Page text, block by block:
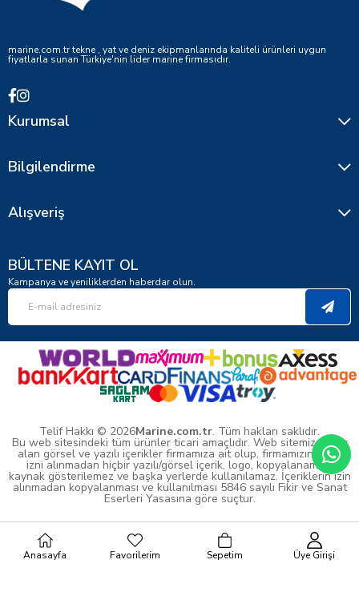
marine.com.tr tekne , yat ve deniz ekipmanlarında kaliteli ürünleri uygun
fiyatlarla sunan Türkiye'nin lider marine firmasıdır.
Kurumsal
Bilgilendirme
Alışveriş
BÜLTENE KAYIT OL
Kampanya ve yeniliklerden haberdar olun.
Telif Hakkı © 2026Marine.com.tr. Tüm hakları saklıdır.
Bu web sitesindeki tüm ürünler ticari amaçlıdır. Web sitemizde yer
alan görsel ve yazılı içerikler firmamıza ait olup, firmamızın yazılı
izni alınmadan hiçbir yazılı/görsel içerik, logo, kopyalanamaz,
kaynak gösterilemez ve başka yerlerde kullanılamaz. İçeriklerin izin
alınmadan kopyalanması ve kullanılması 5846 sayılı Fikir ve Sanat
Eserleri Yasasına göre suçtur.
Anasayfa Favorilerim Sepetim Üye Girişi